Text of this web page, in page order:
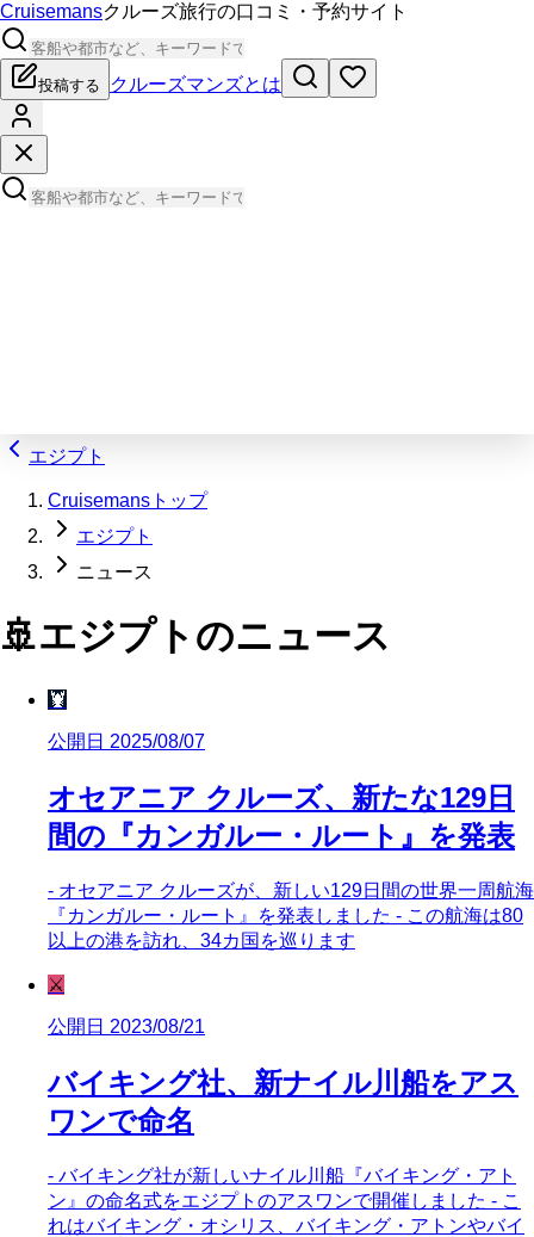
Cruisemansクルーズ旅行の口コミ・予約サイト
投稿する クルーズマンズとは
エジプト
Cruisemansトップ
エジプト
ニュース
🚢エジプト のニュース
🦞
公開日 2025/08/07
オセアニア クルーズ、新たな129日
間の『カンガルー・ルート』を発表
- オセアニア クルーズが、新しい129日間の世界一周航海
『カンガルー・ルート』を発表しました - この航海は80
以上の港を訪れ、34カ国を巡ります
⚔️
公開日 2023/08/21
バイキング社、新ナイル川船をアス
ワンで命名
- バイキング社が新しいナイル川船『バイキング・アト
ン』の命名式をエジプトのアスワンで開催しました - こ
れはバイキング・オシリス、バイキング・アトンやバイ